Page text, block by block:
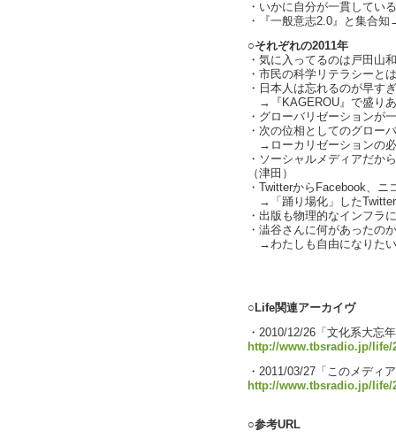
・いかに自分が一貫してい
・『一般意志2.0』と集合
○それぞれの2011年
・気に入ってるのは戸田山
・市民の科学リテラシーと
・日本人は忘れるのが早す
→『KAGEROU』で盛り
・グローバリゼーションが
・次の位相としてのグロー
→ローカリゼーションの
・ソーシャルメディアだか
（津田）
・TwitterからFacebook、ニ
→「踊り場化」した
・出版も物理的なインフラ
・澁谷さんに何があったの
→わたしも自由になりた
○Life関連アーカイヴ
・2010/12/26「文化系大忘
http://www.tbsradio.jp/life/
・2011/03/27「このメディ
http://www.tbsradio.jp/life/
○参考URL